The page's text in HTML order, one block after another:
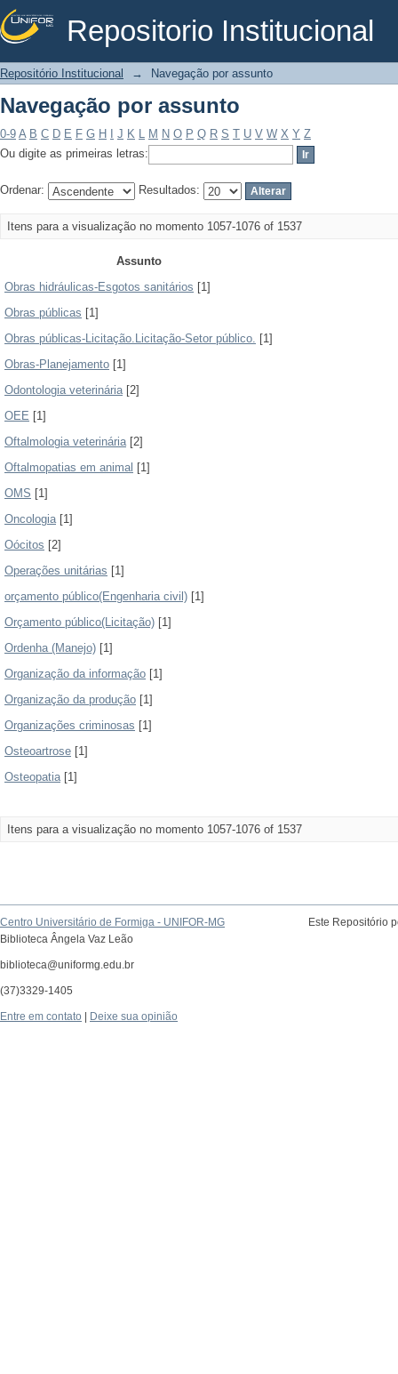
Repositorio Institucional
Navegação por assunto
Repositório Institucional → Navegação por assunto
Navegação por assunto
0-9 A B C D E F G H J K L M N O P Q R S T U V W X Y Z
Ou digite as primeiras letras:
Ordenar: Resultados:
Itens para a visualização no momento 1057-1076 of 1537
Assunto
Obras hidráulicas-Esgotos sanitários [1]
Obras públicas [1]
Obras públicas-Licitação.Licitação-Setor público. [1]
Obras-Planejamento [1]
Odontologia veterinária[2]
OEE [1]
Oftalmologia veterinária[2]
Oftalmopatias em animal [1]
OMS [1]
Oncologia[1]
Oócitos [2]
Operações unitárias [1]
orçamento público(Engenharia civil) [1]
Orçamento público(Licitação) [1]
Ordenha (Manejo) [1]
Organização da informação [1]
Organização da produção [1]
Organizações criminosas [1]
Osteoartrose [1]
Osteopatia[1]
Itens para a visualização no momento 1057-1076 of 1537
Centro Universitário de Formiga - UNIFOR-MG
Biblioteca Ângela Vaz Leão
biblioteca@uniformg.edu.br
(37)3329-1405
Este Repositório
Entre em contato Deixe sua opinião